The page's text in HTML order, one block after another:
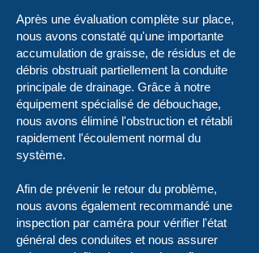
Après une évaluation complète sur place,
nous avons constaté qu'une importante
accumulation de graisse, de résidus et de
débris obstruait partiellement la conduite
principale de drainage. Grâce à notre
équipement spécialisé de débouchage,
nous avons éliminé l'obstruction et rétabli
rapidement l'écoulement normal du
système.
Afin de prévenir le retour du problème,
nous avons également recommandé une
inspection par caméra pour vérifier l'état
général des conduites et nous assurer